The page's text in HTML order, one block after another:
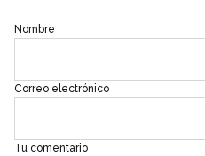
Nombre
Correo electrónico
Tu comentario